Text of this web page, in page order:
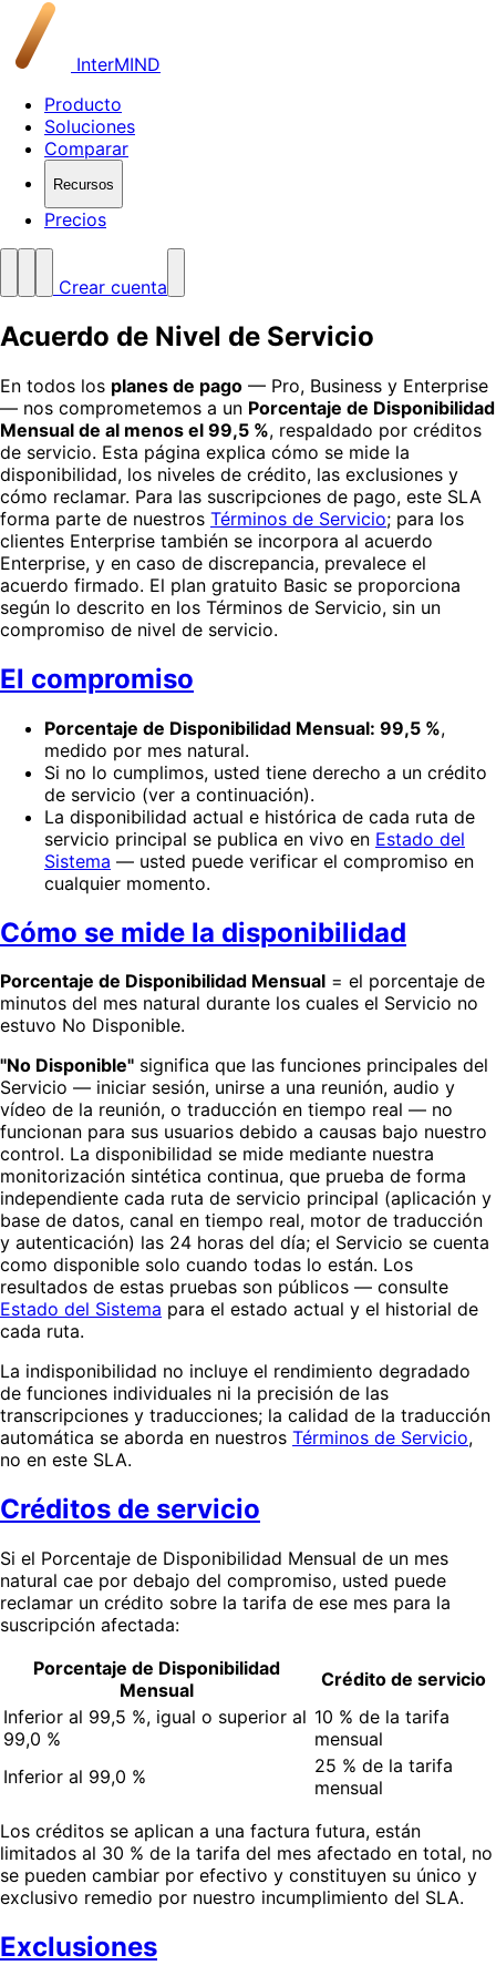
InterMIND
Producto
Soluciones
Comparar
Recursos
Precios
Crear cuenta
Acuerdo de Nivel de Servicio
En todos los planes de pago — Pro, Business y Enterprise
— nos comprometemos a un Porcentaje de Disponibilidad
Mensual de al menos el 99,5 %, respaldado por créditos
de servicio. Esta página explica cómo se mide la
disponibilidad, los niveles de crédito, las exclusiones y
cómo reclamar. Para las suscripciones de pago, este SLA
forma parte de nuestros Términos de Servicio; para los
clientes Enterprise también se incorpora al acuerdo
Enterprise, y en caso de discrepancia, prevalece el
acuerdo firmado. El plan gratuito Basic se proporciona
según lo descrito en los Términos de Servicio, sin un
compromiso de nivel de servicio.
El compromiso
Porcentaje de Disponibilidad Mensual: 99,5 %,
medido por mes natural.
Si no lo cumplimos, usted tiene derecho a un crédito
de servicio (ver a continuación).
La disponibilidad actual e histórica de cada ruta de
servicio principal se publica en vivo en Estado del
Sistema — usted puede verificar el compromiso en
cualquier momento.
Cómo se mide la disponibilidad
Porcentaje de Disponibilidad Mensual = el porcentaje de
minutos del mes natural durante los cuales el Servicio no
estuvo No Disponible.
"No Disponible" significa que las funciones principales del
Servicio — iniciar sesión, unirse a una reunión, audio y
vídeo de la reunión, o traducción en tiempo real — no
funcionan para sus usuarios debido a causas bajo nuestro
control. La disponibilidad se mide mediante nuestra
monitorización sintética continua, que prueba de forma
independiente cada ruta de servicio principal (aplicación y
base de datos, canal en tiempo real, motor de traducción
y autenticación) las 24 horas del día; el Servicio se cuenta
como disponible solo cuando todas lo están. Los
resultados de estas pruebas son públicos — consulte
Estado del Sistema para el estado actual y el historial de
cada ruta.
La indisponibilidad no incluye el rendimiento degradado
de funciones individuales ni la precisión de las
transcripciones y traducciones; la calidad de la traducción
automática se aborda en nuestros Términos de Servicio,
no en este SLA.
Créditos de servicio
Si el Porcentaje de Disponibilidad Mensual de un mes
natural cae por debajo del compromiso, usted puede
reclamar un crédito sobre la tarifa de ese mes para la
suscripción afectada:
Porcentaje de Disponibilidad
Mensual
Crédito de servicio
Inferior al 99,5 %, igual o superior al
99,0 %
10 % de la tarifa
mensual
Inferior al 99,0 %
25 % de la tarifa
mensual
Los créditos se aplican a una factura futura, están
limitados al 30 % de la tarifa del mes afectado en total, no
se pueden cambiar por efectivo y constituyen su único y
exclusivo remedio por nuestro incumplimiento del SLA.
Exclusiones